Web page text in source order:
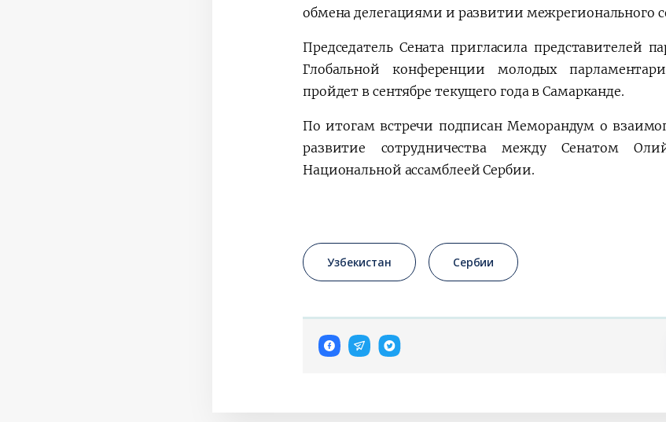
обмена делегациями и развитии межрегионального
Председатель Сената пригласила представителей
Глобальной конференции молодых
пройдет в сентябре текущего года в Самарканде.
По итогам встречи подписан Меморандум о
развитие сотрудничества между Сенатом
Национальной ассамблеей Сербии.
Узбекистан Сербии